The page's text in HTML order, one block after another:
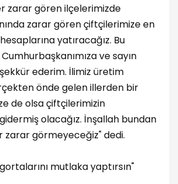
zarar gören ilçelerimizde
zarar gören çiftçilerimize en
yatıracağız. Bu
ve sayın
ederim. İlimiz üretim
önde gelen illerden bir
de olsa çiftçilerimizin
olacağız. İnşallah bundan
zarar görmeyeceğiz" dedi.
mutlaka yaptırsın"